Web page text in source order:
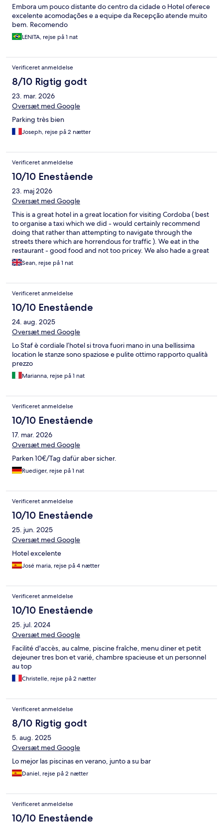
Embora um pouco distante do centro da cidade o Hotel oferece
excelente acomodações e a equipe da Recepção atende muito
bem. Recomendo
LENITA, rejse på 1 nat
Verificeret anmeldelse
8/10 Rigtig godt
23. mar. 2026
Oversæt med Google
Parking très bien
Joseph, rejse på 2 nætter
Verificeret anmeldelse
10/10 Enestående
23. maj 2026
Oversæt med Google
This is a great hotel in a great location for visiting Cordoba ( best
to organise a taxi which we did - would certainly recommend
doing that rather than attempting to navigate through the
streets there which are horrendous for traffic ). We eat in the
restaurant - good food and not too pricey. We also hade a great
room with balcony ( would recommend ). Breakfast slightly
disappointing in the sense of lack of choice and no tea-bag
Sean, rejse på 1 nat
Verificeret anmeldelse
10/10 Enestående
24. aug. 2025
Oversæt med Google
Lo Staf è cordiale l’hotel si trova fuori mano in una bellissima
location le stanze sono spaziose e pulite ottimo rapporto qualità
prezzo
Marianna, rejse på 1 nat
Verificeret anmeldelse
10/10 Enestående
17. mar. 2026
Oversæt med Google
Parken 10€/Tag dafür aber sicher.
Ruediger, rejse på 1 nat
Verificeret anmeldelse
10/10 Enestående
25. jun. 2025
Oversæt med Google
Hotel excelente
José maria, rejse på 4 nætter
Verificeret anmeldelse
10/10 Enestående
25. jul. 2024
Oversæt med Google
Facilité d'accès, au calme, piscine fraîche, menu diner et petit
dejeuner tres bon et varié, chambre spacieuse et un personnel
au top
Christelle, rejse på 2 nætter
Verificeret anmeldelse
8/10 Rigtig godt
5. aug. 2025
Oversæt med Google
Lo mejor las piscinas en verano, junto a su bar
Daniel, rejse på 2 nætter
Verificeret anmeldelse
10/10 Enestående